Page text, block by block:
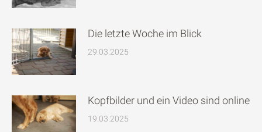
Die letzte Woche im Blick
29.03.2025
Kopfbilder und ein Video sind online
19.03.2025